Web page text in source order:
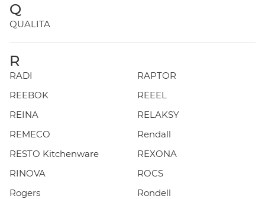
Q
QUALITA
R
RADI
RAPTOR
REEBOK
REEEL
REINA
RELAKSY
REMECO
Rendall
RESTO Kitchenware
REXONA
RINOVA
ROCS
Rogers
Rondell